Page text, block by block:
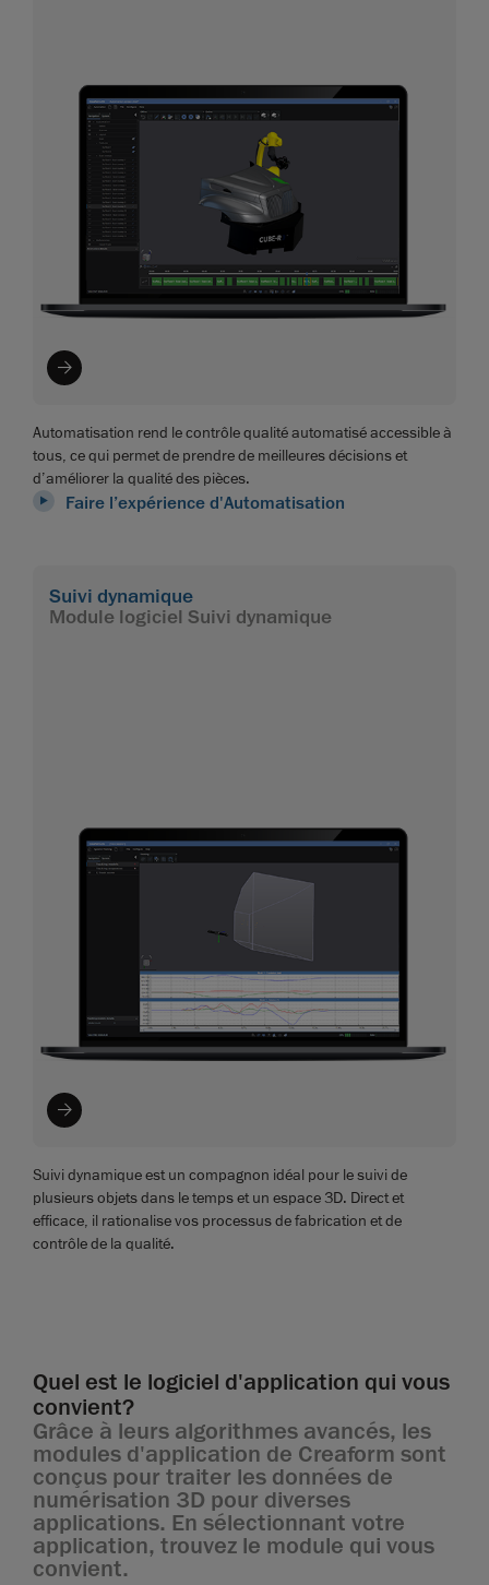
Automatisation rend le contrôle qualité automatisé accessible à
tous, ce qui permet de prendre de meilleures décisions et
d’améliorer la qualité des pièces.
Faire l’expérience d'Automatisation
Suivi dynamique
Module logiciel Suivi dynamique
Suivi dynamique est un compagnon idéal pour le suivi de
plusieurs objets dans le temps et un espace 3D. Direct et
efficace, il rationalise vos processus de fabrication et de
contrôle de la qualité.
Quel est le logiciel d'application qui vous
convient?
Grâce à leurs algorithmes avancés, les
modules d'application de Creaform sont
conçus pour traiter les données de
numérisation 3D pour diverses
applications. En sélectionnant votre
application, trouvez le module qui vous
convient.